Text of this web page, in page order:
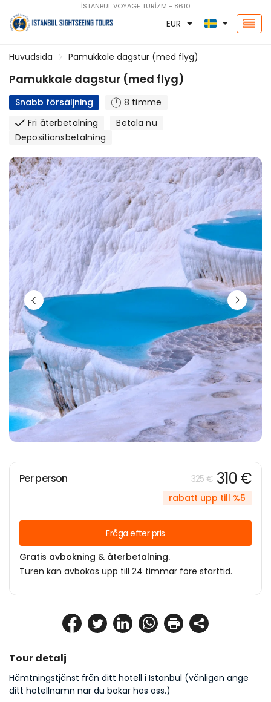
İSTANBUL VOYAGE TURİZM - 8610
EUR
Huvudsida Pamukkale dagstur (med flyg)
Pamukkale dagstur (med flyg)
Snabb försäljning
8 timme
Fri återbetalning
Betala nu
Depositionsbetalning
Tour detalj
Hämtningstjänst från ditt hotell i Istanbul (vänligen ange
ditt hotellnamn när du bokar hos oss.)
Per person 325 € 310 €
rabatt upp till %5
Fråga efter pris
Gratis avbokning & återbetalning.
Turen kan avbokas upp till 24 timmar före starttid.